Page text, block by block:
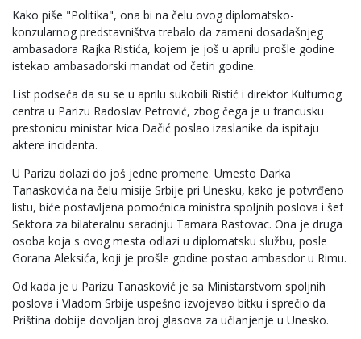
Kako piše "Politika", ona bi na čelu ovog diplomatsko-
konzularnog predstavništva trebalo da zameni dosadašnjeg
ambasadora Rajka Ristića, kojem je još u aprilu prošle godine
istekao ambasadorski mandat od četiri godine.
List podseća da su se u aprilu sukobili Ristić i direktor Kulturnog
centra u Parizu Radoslav Petrović, zbog čega je u francusku
prestonicu ministar Ivica Dačić poslao izaslanike da ispitaju
aktere incidenta.
U Parizu dolazi do još jedne promene. Umesto Darka
Tanaskovića na čelu misije Srbije pri Unesku, kako je potvrđeno
listu, biće postavljena pomoćnica ministra spoljnih poslova i šef
Sektora za bilateralnu saradnju Tamara Rastovac. Ona je druga
osoba koja s ovog mesta odlazi u diplomatsku službu, posle
Gorana Aleksića, koji je prošle godine postao ambasdor u Rimu.
Od kada je u Parizu Tanasković je sa Ministarstvom spoljnih
poslova i Vladom Srbije uspešno izvojevao bitku i sprečio da
Priština dobije dovoljan broj glasova za učlanjenje u Unesko.